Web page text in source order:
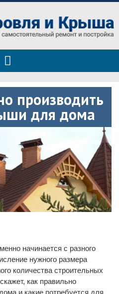
полезные
дома и ремонте
производить
для дома
начинается с разного
нужного размера
количества строительных
как правильно